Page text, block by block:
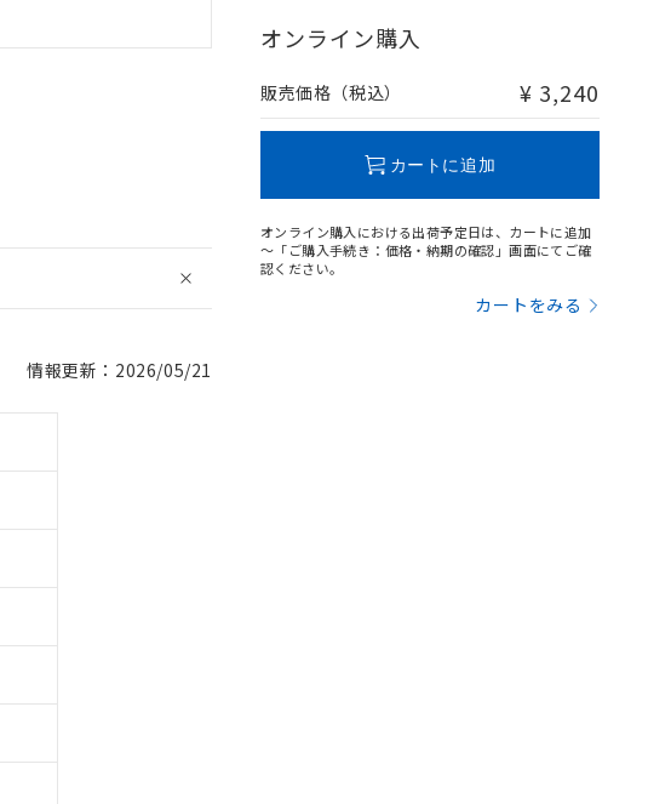
情報更新：2026/05/21
オンライン購入
販売価格（税込） ¥ 3,240
カートに追加
オンライン購入における出荷予定日は、カートに追加
～「ご購入手続き：価格・納期の確認」画面にてご確
認ください。
カートをみる